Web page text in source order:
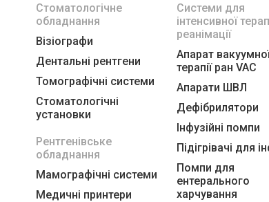
Стоматологічне
обладнання
Візіографи
Дентальні рентгени
Томографічні системи
Стоматологічні
установки
Рентгенівське
обладнання
Мамографічні системи
Медичні принтери
Системи для
інтенсивної
реанімації
Апарат
терапії ран VAC
Апарати ШВЛ
Дефібрилятори
Інфузійні помпи
Підігрівачі для
Помпи для
ентерального
харчування